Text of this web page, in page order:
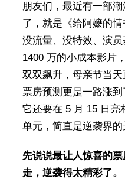
朋友们，最近有一部
了，就是《给阿嬷的
没流量、没特效、演
1400 万的小成本影片
双双飙升，母亲节当天
票房预测更是一路涨到
它还要在 5 月 15 日亮
单元，简直是逆袭界的
先说说最让人惊喜的
走，逆袭得太精彩了。